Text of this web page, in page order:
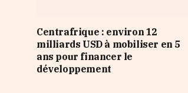
Centrafrique : environ 12
milliards USD à mobiliser en 5
ans pour financer le
développement